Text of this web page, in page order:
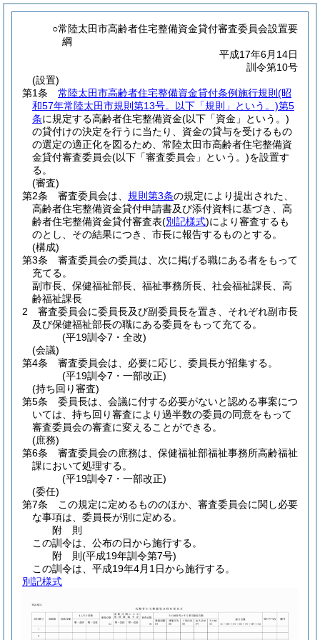
○常陸太田市高齢者住宅整備資金貸付審査委員会設置要
綱
平成17年6月14日
訓令第10号
(設置)
第1条
常陸太田市高齢者住宅整備資金貸付条例施行規則 (昭
和57年常陸太田市規則第13号。以下「規則」という。)第5
条に規定する高齢者住宅整備資金(以下「資金」という。)
の貸付けの決定を行うに当たり、資金の貸与を受けるもの
の選定の適正化を図るため、常陸太田市高齢者住宅整備資
金貸付審査委員会(以下「審査委員会」という。)を設置す
る。
(審査)
第2条
審査委員会は、 規則第3条の規定により提出された、
高齢者住宅整備資金貸付申請書及び添付資料に基づき、高
齢者住宅整備資金貸付審査表(別記様式)により審査するも
のとし、その結果につき、市長に報告するものとする。
(構成)
第3条
審査委員会の委員は、次に掲げる職にある者をもって
充てる。
副市長、保健福祉部長、福祉事務所長、社会福祉課長、高
齢福祉課長
2
審査委員会に委員長及び副委員長を置き、それぞれ副市長
及び保健福祉部長の職にある委員をもって充てる。
(平19訓令7・全改)
(会議)
第4条
審査委員会は、必要に応じ、委員長が招集する。
(平19訓令7・一部改正)
(持ち回り審査)
第5条
委員長は、会議に付する必要がないと認める事案につ
いては、持ち回り審査により過半数の委員の同意をもって
審査委員会の審査に変えることができる。
(庶務)
第6条
審査委員会の庶務は、保健福祉部福祉事務所高齢福祉
課において処理する。
(平19訓令7・一部改正)
(委任)
第7条
この規定に定めるもののほか、審査委員会に関し必要
な事項は、委員長が別に定める。
附 則
この訓令は、公布の日から施行する。
附 則(平成19年訓令第7号)
この訓令は、平成19年4月1日から施行する。
別記様式